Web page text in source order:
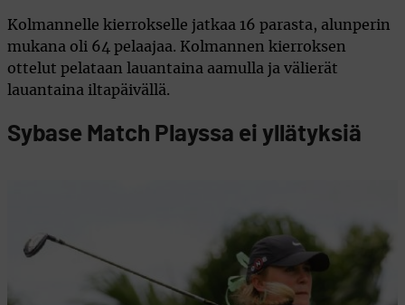
Kolmannelle kierrokselle jatkaa 16 parasta, alunperin
mukana oli 64 pelaajaa. Kolmannen kierroksen
ottelut pelataan lauantaina aamulla ja välierät
lauantaina iltapäivällä.
Sybase Match Playssa ei yllätyksiä